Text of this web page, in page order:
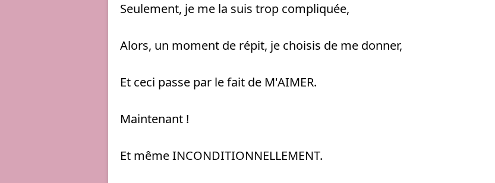
Seulement, je me la suis trop compliquée,
Alors, un moment de répit, je choisis de me donner,
Et ceci passe par le fait de M'AIMER.
Maintenant !
Et même INCONDITIONNELLEMENT.